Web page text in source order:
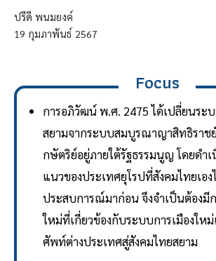
ปรีดี พนมยงค์
19 กุมภาพันธ์ 2567
Focus
การอภิวัฒน์ พ.ศ. 2475 ได้เปลี่ยนระ
สยามจากระบบสมบูรณาญาสิทธิราช
กษัตริย์อยู่ภายใต้รัฐธรรมนูญ โดยดำ
แนวของประเทศยุโรปที่สังคมไทยเอง
ประสบการณ์มาก่อน จึงจำเป็นต้องมี
ใหม่ที่เกี่ยวข้องกับระบบการเมืองให
ศัพท์ต่างประเทศสู่สังคมไทยสยาม